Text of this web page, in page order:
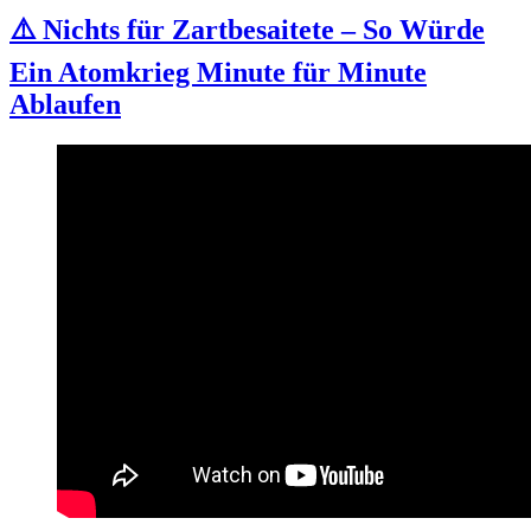
Nr.
2:
Was
mir
–
⚠️ Nichts für Zartbesaitete – So Würde
Ein Atomkrieg Minute für Minute
Ablaufen